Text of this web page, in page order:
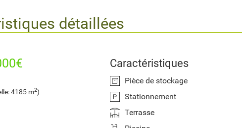
détaillées
4185 m2)
Caractéristiques
Pièce de stockage
Stationnement
Terrasse